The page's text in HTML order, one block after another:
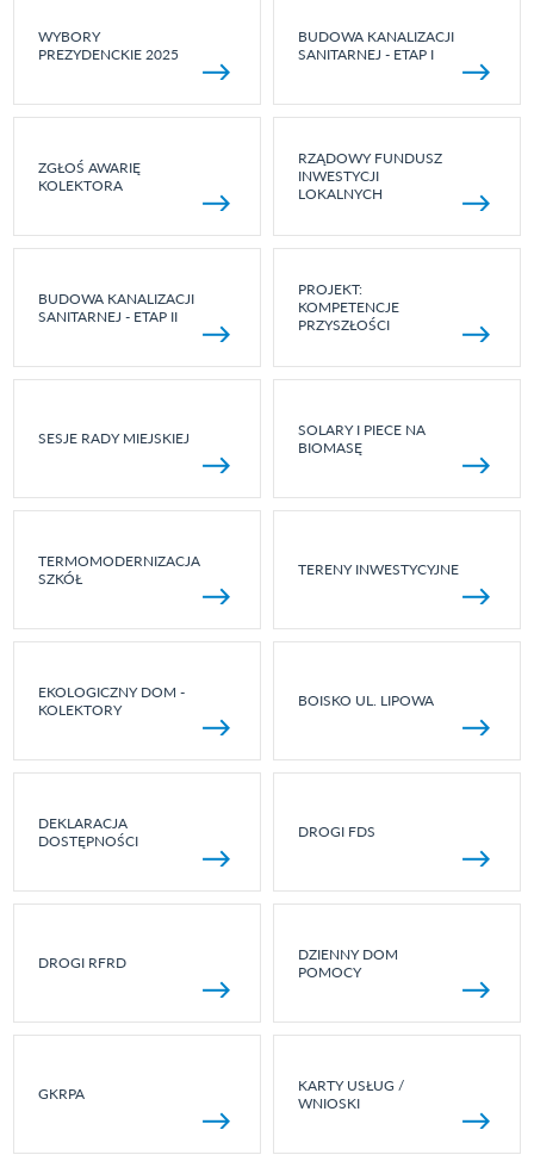
WYBORY
PREZYDENCKIE 2025
BUDOWA KANALIZACJI
SANITARNEJ - ETAP I
ZGŁOŚ AWARIĘ
KOLEKTORA
RZĄDOWY FUNDUSZ
INWESTYCJI
LOKALNYCH
BUDOWA KANALIZACJI
SANITARNEJ - ETAP II
PROJEKT:
KOMPETENCJE
PRZYSZŁOŚCI
SESJE RADY MIEJSKIEJ
SOLARY I PIECE NA
BIOMASĘ
TERMOMODERNIZACJA
SZKÓŁ
TERENY INWESTYCYJNE
EKOLOGICZNY DOM -
KOLEKTORY
BOISKO UL. LIPOWA
DEKLARACJA
DOSTĘPNOŚCI
DROGI FDS
DROGI RFRD
DZIENNY DOM
POMOCY
GKRPA
KARTY USŁUG /
WNIOSKI